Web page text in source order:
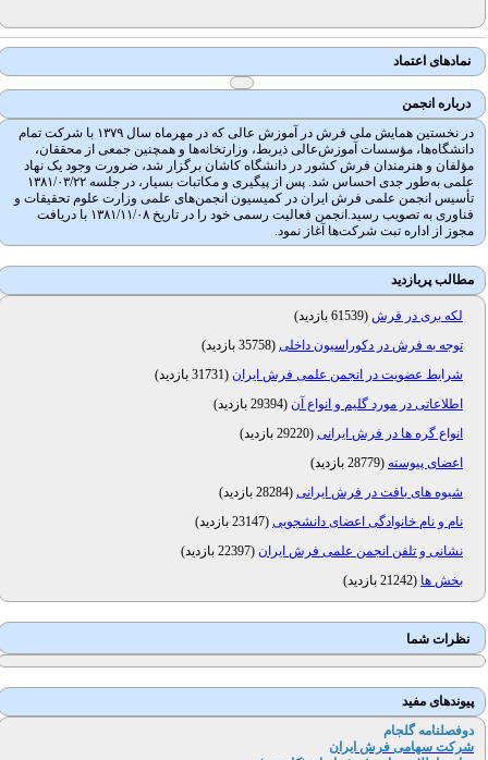
نمادهای اعتماد
درباره انجمن
در نخستین همایش ملی فرش در آموزش عالی که در مهرماه سال ۱۳۷۹ با شرکت تمام
دانشگاه‌ها، مؤسسات آموزش‌عالی ذیربط، وزارتخانه‌ها و همچنین جمعی از محققان،
مؤلفان و هنرمندان فرش کشور در دانشگاه کاشان برگزار شد، ضرورت وجود یک نهاد
علمی به‌طور جدی احساس شد. پس از پیگیری و مکاتبات بسیار، در جلسه ۱۳۸۱/۰۳/۲۲
تأسیس انجمن علمی فرش ایران در کمیسیون انجمن‌های علمی وزارت علوم تحقیقات و
فناوری به تصویب رسید.انجمن فعالیت رسمی خود را در تاریخ ۱۳۸۱/۱۱/۰۸ با دریافت
مجوز از اداره تبت شرکت‌ها آغاز نمود.
مطالب پربازدید
لکه بری در فرش( 61539 بازدید
)
توجه به فرش در دکوراسیون داخلی( 35758 بازدید
)
شرایط عضویت در انجمن علمی فرش ایران (31731 بازدید
)
اطلاعاتی در مورد گلیم و انواع آن (29394 بازدید
)
انواع گره ها در فرش ایرانی( 29220 بازدید
)
اعضای پیوسته(28779 بازدید
)
شیوه های بافت در فرش ایرانی( 28284 بازدید
)
نام و نام خانوادگی اعضای دانشجویی( 23147 بازدید
)
نشانی و تلفن انجمن علمی فرش ایران (22397 بازدید
)
بخش ها (21242 بازدید )
نظرات شما
پیوندهای مفید
دوفصلنامه گلجام
شرکت سهامی فرش ایران